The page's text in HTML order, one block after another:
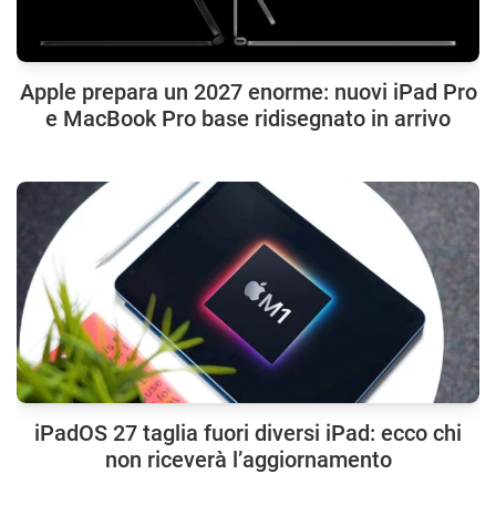
Apple prepara un 2027 enorme: nuovi iPad Pro
e MacBook Pro base ridisegnato in arrivo
iPadOS 27 taglia fuori diversi iPad: ecco chi
non riceverà l’aggiornamento